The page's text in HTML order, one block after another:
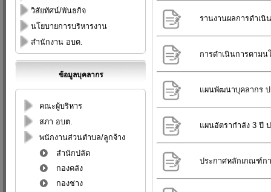
วิสัยทัศน์/พันธกิจ
นโยบายการบริหารงาน
สำนักงาน อบต.
ข้อมูลบุคลากร
คณะผู้บริหาร
สภา อบต.
พนักงานส่วนตำบล/ลูกจ้าง
สำนักปลัด
กองคลัง
กองช่าง
รานงานผลการดำเนิ
การดำเนินการตามน
แผนพัฒนาบุคลากร ป
แผนอัตรากำลัง 3 ปี
ประกาศหลักเกณฑ์ก